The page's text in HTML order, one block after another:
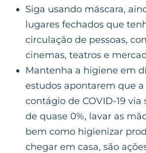
Siga usando máscara,
lugares fechados que
circulação de pessoas,
cinemas, teatros e
Mantenha a higiene em
estudos apontarem que
contágio de COVID-19 via
de quase 0%, lavar as
bem como higienizar
chegar em casa, são